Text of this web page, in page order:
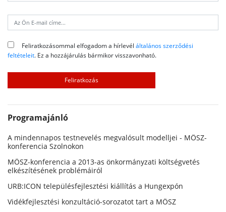
Feliratkozásommal elfogadom a hírlevél általános szerződési
feltételeit. Ez a hozzájárulás bármikor visszavonható.
Programajánló
A mindennapos testnevelés megvalósult modelljei - MÖSZ-
konferencia Szolnokon
MÖSZ-konferencia a 2013-as önkormányzati költségvetés
elkészítésének problémáiról
URB:ICON településfejlesztési kiállítás a Hungexpón
Vidékfejlesztési konzultáció-sorozatot tart a MÖSZ